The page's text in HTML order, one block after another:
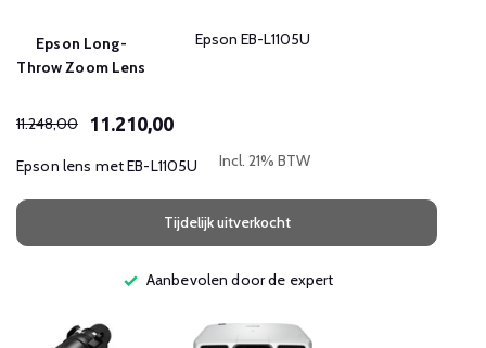
Epson Long-
Throw Zoom Lens
Epson EB-L1105U
11.248,00 11.210,00
Epson lens met EB-L1105U Incl. 21% BTW
Tijdelijk uitverkocht
Aanbevolen door de expert